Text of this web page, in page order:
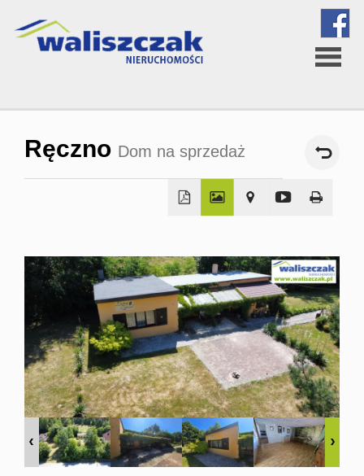
Strona
firmie
Oferta
Kontakt
Ręczno Dom na sprzedaż